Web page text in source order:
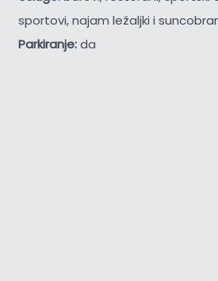
sportovi, najam ležaljki i
Parkiranje:da